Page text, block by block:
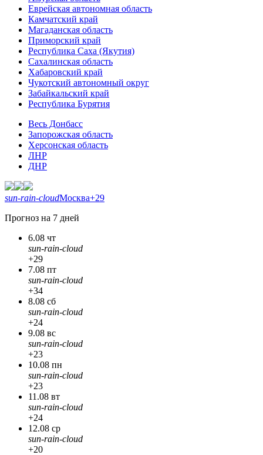
Еврейская автономная область
Камчатский край
Магаданская область
Приморский край
Республика Саха (Якутия)
Сахалинская область
Хабаровский край
Чукотский автономный округ
Забайкальский край
Республика Бурятия
Весь Донбасс
Запорожская область
Херсонская область
ЛНР
ДНР
sun-rain-cloudМосква+29
Прогноз на 7 дней
6.08 чт
sun-rain-cloud
+29
7.08 пт
sun-rain-cloud
+34
8.08 сб
sun-rain-cloud
+24
9.08 вс
sun-rain-cloud
+23
10.08 пн
sun-rain-cloud
+23
11.08 вт
sun-rain-cloud
+24
12.08 ср
sun-rain-cloud
+20